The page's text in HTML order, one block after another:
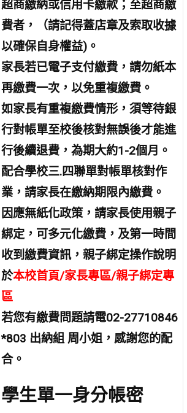
超商繳納或信用卡繳款；至超商繳
費者，（請記得蓋店章及索取收據
以確保自身權益)。
家長若已電子支付繳費，請勿紙本
再繳費一次，以免重複繳費。
如家長有重複繳費情形，須等待銀
行對帳單至校後核對無誤後才能進
行後續退費，為期大約1-2個月。
配合學校三.四聯單對帳單核對作
業，請家長在繳納期限內繳費。
因應無紙化政策，請家長使用親子
綁定，可多元化繳費，及第一時間
收到繳費資訊，親子綁定操作說明
於本校首頁/家長專區/親子綁定專
區
若您有繳費問題請電02-27710846
*803 出納組 周小姐， 感謝您的配
合。
學生單一身分帳密